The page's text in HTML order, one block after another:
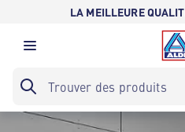
LA MEILLEURE